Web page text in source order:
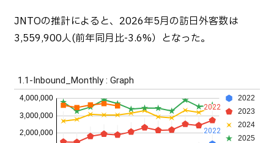
JNTOの推計によると、2026年5月の訪日外客数は
3,559,900人(前年同月比-3.6%）となった。